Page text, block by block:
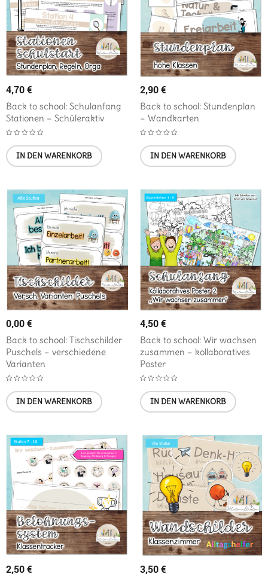
4,70€
Back to school: Schulanfang
Stationen – Schüleraktiv
IN DEN WARENKORB
2,90€
Back to school: Stundenplan
– Wandkarten
IN DEN WARENKORB
0,00€
Back to school: Tischschilder
Puschels – verschiedene
Varianten
IN DEN WARENKORB
4,50€
Back to school: Wir wachsen
zusammen – kollaboratives
Poster
IN DEN WARENKORB
2,50€ 3,50€